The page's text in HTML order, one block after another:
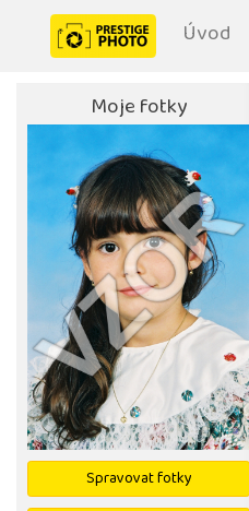
Úvod
Moje fotky
Spravovat fotky